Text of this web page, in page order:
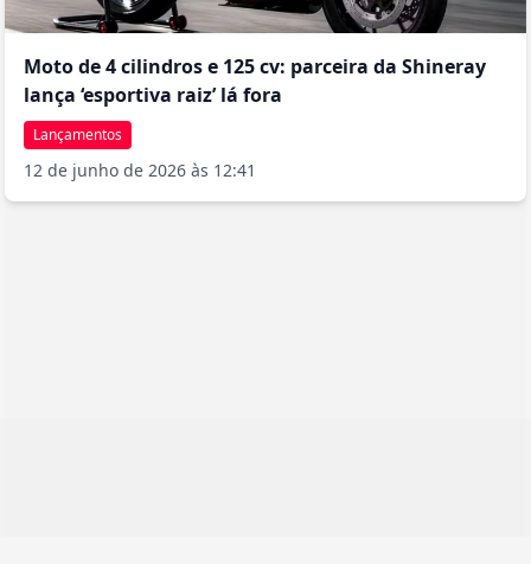
Moto de 4 cilindros e 125 cv: parceira da Shineray
lança ‘esportiva raiz’ lá fora
Lançamentos
12 de junho de 2026 às 12:41